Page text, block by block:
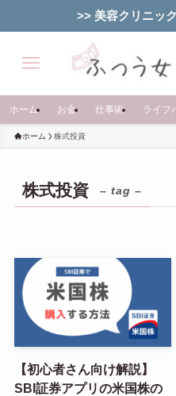
>> 美容クリニッ
ホーム お金 仕事術 ライフ
ホーム 株式投資
株式投資 – tag –
【初心者さん向け解説】
SBI証券アプリの米国株の